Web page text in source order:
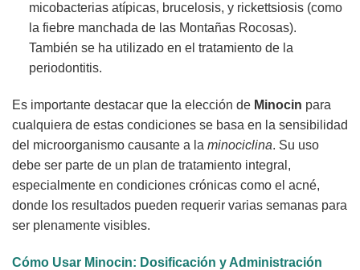
micobacterias atípicas, brucelosis, y rickettsiosis (como
la fiebre manchada de las Montañas Rocosas).
También se ha utilizado en el tratamiento de la
periodontitis.
Es importante destacar que la elección de Minocin para
cualquiera de estas condiciones se basa en la sensibilidad
del microorganismo causante a la minociclina. Su uso
debe ser parte de un plan de tratamiento integral,
especialmente en condiciones crónicas como el acné,
donde los resultados pueden requerir varias semanas para
ser plenamente visibles.
Cómo Usar Minocin: Dosificación y Administración